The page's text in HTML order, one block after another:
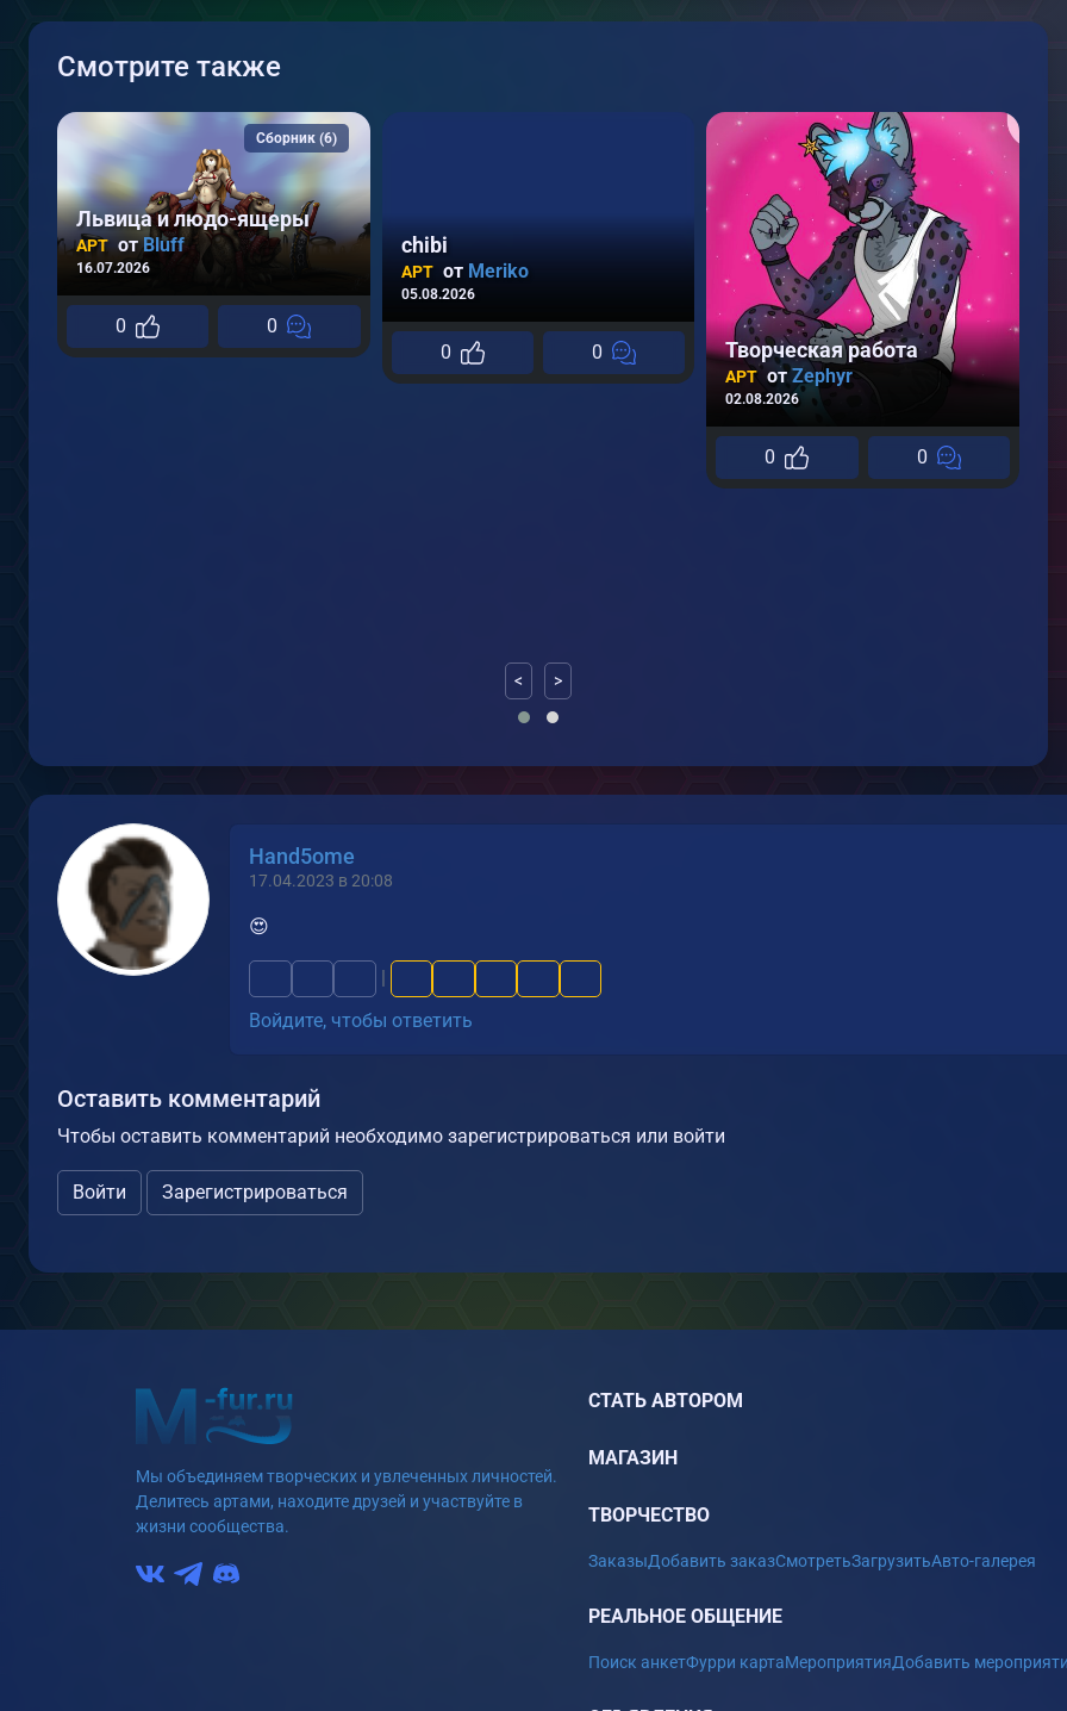
Смотрите также
Львица и людо-ящеры
АРТ отBluff
16.07.2026
Сборник (6)
0 0
chibi
АРТ от Meriko
05.08.2026
0 0 Творческая работа
АРТ отZephyr
02.08.2026
0 0
< >
Hand5ome
17.04.2023 в 20:08
😍
Войдите, чтобы ответить
Оставить комментарий
Чтобы оставить комментарий необходимо зарегистрироваться или войти
Войти Зарегистрироваться
Мы объединяем творческих и увлеченных личностей.
Делитесь артами, находите друзей и участвуйте в
жизни сообщества.
СТАТЬ АВТОРОМ
МАГАЗИН
ТВОРЧЕСТВО
ЗаказыДобавить заказСмотретьЗагрузитьАвто-галерея
РЕАЛЬНОЕ ОБЩЕНИЕ
Поиск анкетФурри картаМероприятияДобавить